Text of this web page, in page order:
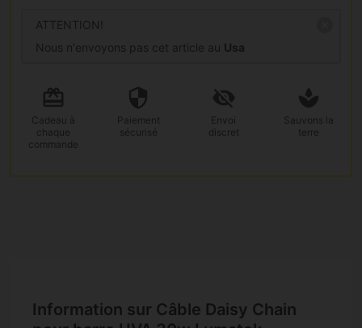
ATTENTION!
Nous n'envoyons pas cet article au Usa
Cadeau à
chaque
commande
Paiement
sécurisé
Envoi
discret
Sauvons la
terre
Information sur Câble Daisy Chain